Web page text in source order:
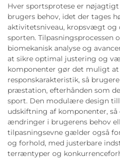
Hver sportsprotese er
brugers behov, idet der tages
aktivitetsniveau, kropsvægt og
sporten. Tilpasningsprocessen
biomekanisk analyse og
at sikre optimal justering og
komponenter gør det muligt
responskarakteristik, så
præstation, efterhånden som
sport. Den modulære design
udskiftning af komponenter, så
ændringer i brugerens behov
tilpasningsevne gælder også
og forhold, med justerbare
terræntyper og